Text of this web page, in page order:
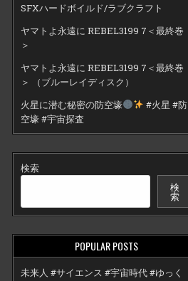
SFXハードボイルド/ラブクラフト
ヤマトよ永遠に REBEL3199 7＜最終巻
＞
ヤマトよ永遠に REBEL3199 7＜最終巻
＞ （ブルーレイディスク）
火星に潜む秘密の防空壕
#火星 #防
空壕 #宇宙探査
検索
検
索
POPULAR POSTS
未来人 #サイエンス #宇宙時代 #ゆっく